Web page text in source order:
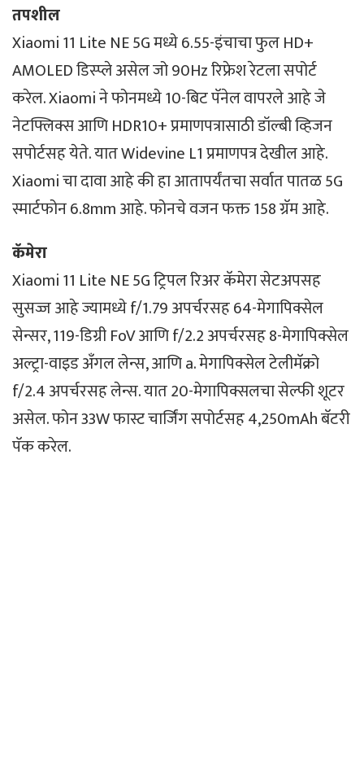
तपशील
Xiaomi 11 Lite NE 5G मध्ये 6.55-इंचाचा फुल HD+
AMOLED डिस्प्ले असेल जो 90Hz रिफ्रेश रेटला सपोर्ट
करेल. Xiaomi ने फोनमध्ये 10-बिट पॅनेल वापरले आहे जे
नेटफ्लिक्स आणि HDR10+ प्रमाणपत्रासाठी डॉल्बी व्हिजन
सपोर्टसह येते. यात Widevine L1 प्रमाणपत्र देखील आहे.
Xiaomi चा दावा आहे की हा आतापर्यंतचा सर्वात पातळ 5G
स्मार्टफोन 6.8mm आहे. फोनचे वजन फक्त 158 ग्रॅम आहे.
कॅमेरा
Xiaomi 11 Lite NE 5G ट्रिपल रिअर कॅमेरा सेटअपसह
सुसज्ज आहे ज्यामध्ये f/1.79 अपर्चरसह 64-मेगापिक्सेल
सेन्सर, 119-डिग्री FoV आणि f/2.2 अपर्चरसह 8-मेगापिक्सेल
अल्ट्रा-वाइड अँगल लेन्स, आणि a. मेगापिक्सेल टेलीमॅक्रो
f/2.4 अपर्चरसह लेन्स. यात 20-मेगापिक्सलचा सेल्फी शूटर
असेल. फोन 33W फास्ट चार्जिंग सपोर्टसह 4,250mAh बॅटरी
पॅक करेल.